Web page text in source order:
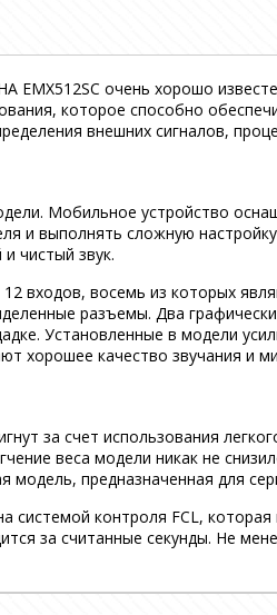
EMX512SC очень хорошо
которое способно
внешних сигналов,
Мобильное устройство
и выполнять сложную
чистый звук.
входов, восемь из которых
разъемы. Два
Установленные в модели
хорошее качество звучания и
за счет использования
веса модели никак не
модель, предназначенная для
системой контроля FCL,
за считанные секунды. Не